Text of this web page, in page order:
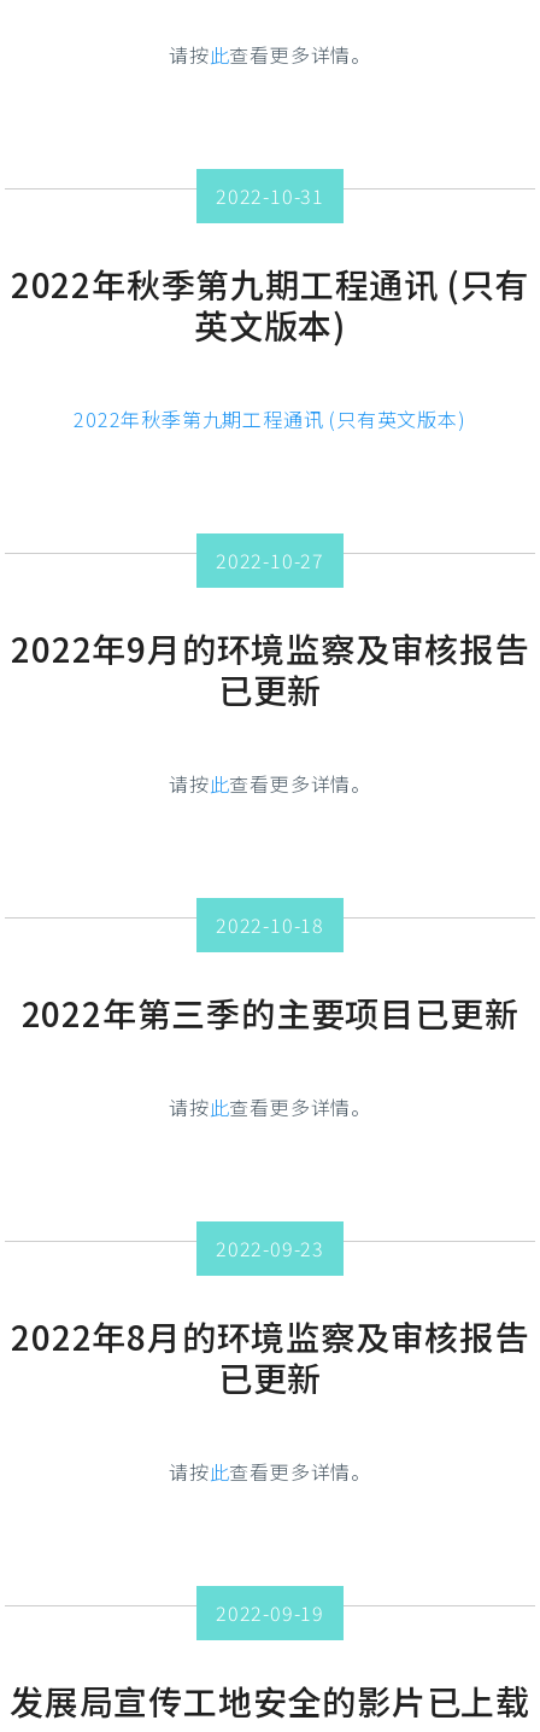
请按此查看更多详情。
2022-10-31
2022年秋季第九期工程通讯 (只有
英文版本)
2022年秋季第九期工程通讯 (只有英文版本)
2022-10-27
2022年9月的环境监察及审核报告
已更新
请按此查看更多详情。
2022-10-18
2022年第三季的主要项目已更新
请按此查看更多详情。
2022-09-23
2022年8月的环境监察及审核报告
已更新
请按此查看更多详情。
2022-09-19
发展局宣传工地安全的影片已上载